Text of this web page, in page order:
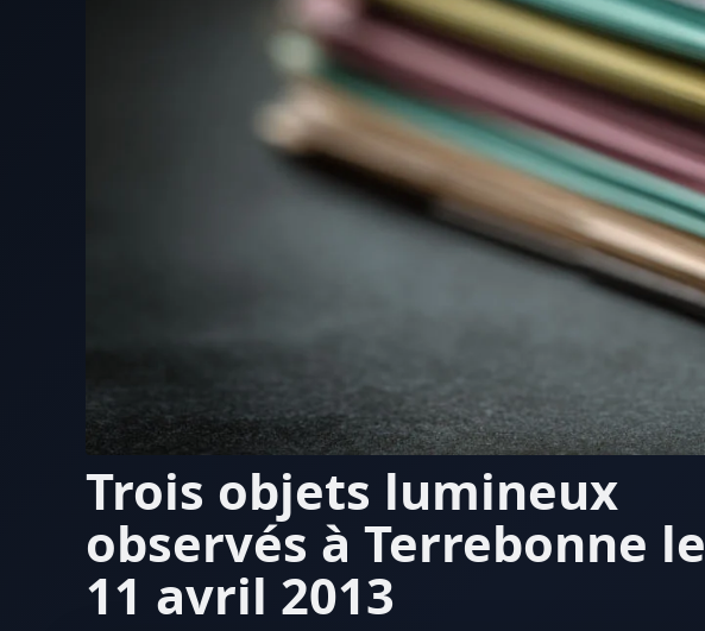
Trois objets lumineux
observés à Terrebonne le
11 avril 2013